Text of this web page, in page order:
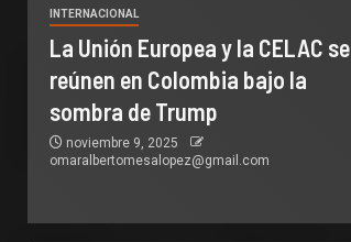
INTERNACIONAL
La Unión Europea y la CELAC se
reúnen en Colombia bajo la
sombra de Trump
noviembre 9, 2025
omaralbertomesalopez@gmail.com